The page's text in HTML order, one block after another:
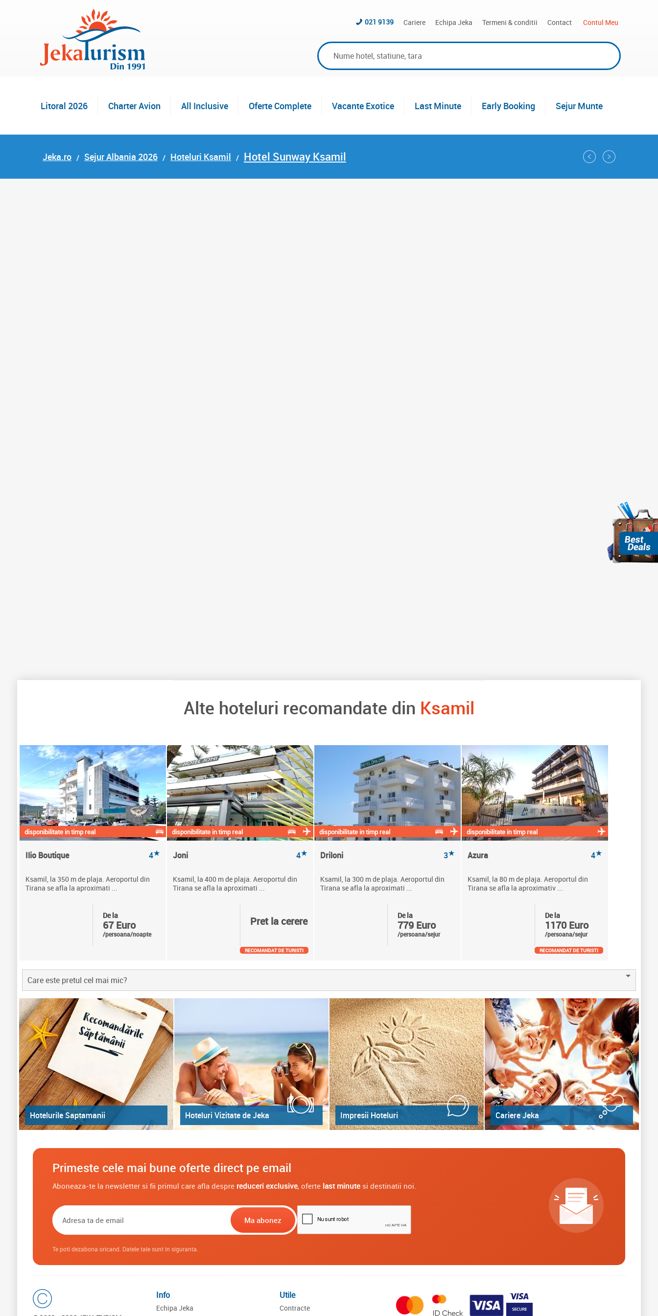
Cariere Echipa Jeka Termeni & conditii Contact Contul Meu
021 9139
Litoral 2026 Charter Avion All Inclusive Oferte Complete Vacante Exotice Last Minute Early Booking Sejur Munte
Jeka.ro Sejur Albania 2026 Hoteluri Ksamil Hotel Sunway Ksamil
Alte hoteluri recomandate din Ksamil
disponibilitate in timp real
Ilio Boutique 4★
Ksamil, la 350 m de plaja. Aeroportul din
Tirana se afla la aproximati ...
De la
67 Euro
/persoana/noapte
disponibilitate in timp real
Joni 4★
Ksamil, la 400 m de plaja. Aeroportul din
Tirana se afla la aproximati ...
Pret la cerere
RECOMANDAT DE TURISTI
disponibilitate in timp real
Driloni 3★
Ksamil, la 300 m de plaja. Aeroportul din
Tirana se afla la aproximati ...
De la
779 Euro
/persoana/sejur
disponibilitate in timp real
Azura 4★
Ksamil, la 80 m de plaja. Aeroportul din
Tirana se afla la aproximativ ...
De la
1170 Euro
/persoana/sejur
RECOMANDAT DE TURISTI
Care este pretul cel mai mic?
Hotelurile Saptamanii Hoteluri Vizitate de Jeka Impresii Hoteluri Cariere Jeka
Primeste cele mai bune oferte direct pe email
Aboneaza-te la newsletter si fii primul care afla despre reduceri exclusive, oferte last minutesi destinatii noi.
Te poti dezabona oricand. Datele tale sunt in siguranta.
Info
Echipa Jeka
Utile
Contracte